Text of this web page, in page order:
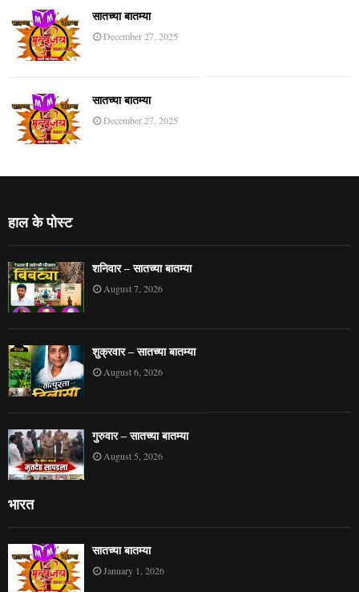
सातच्या बातम्या
December 27, 2025
सातच्या बातम्या
December 27, 2025
हाल के पोस्ट
शनिवार – सातच्या बातम्या
August 7, 2026
शुक्रवार – सातच्या बातम्या
August 6, 2026
गुरुवार – सातच्या बातम्या
August 5, 2026
भारत
सातच्या बातम्या
January 1, 2026